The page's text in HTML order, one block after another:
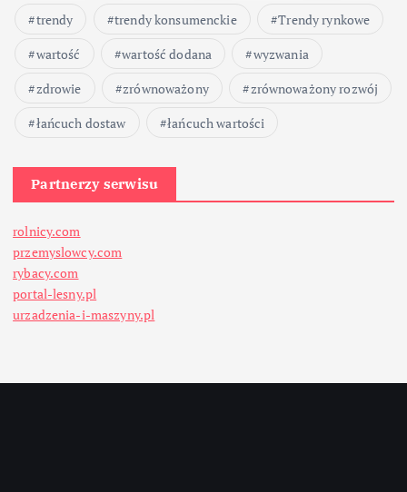
trendy
trendy konsumenckie
Trendy rynkowe
wartość
wartość dodana
wyzwania
zdrowie
zrównoważony
zrównoważony rozwój
łańcuch dostaw
łańcuch wartości
Partnerzy serwisu
rolnicy.com
przemyslowcy.com
rybacy.com
portal-lesny.pl
urzadzenia-i-maszyny.pl